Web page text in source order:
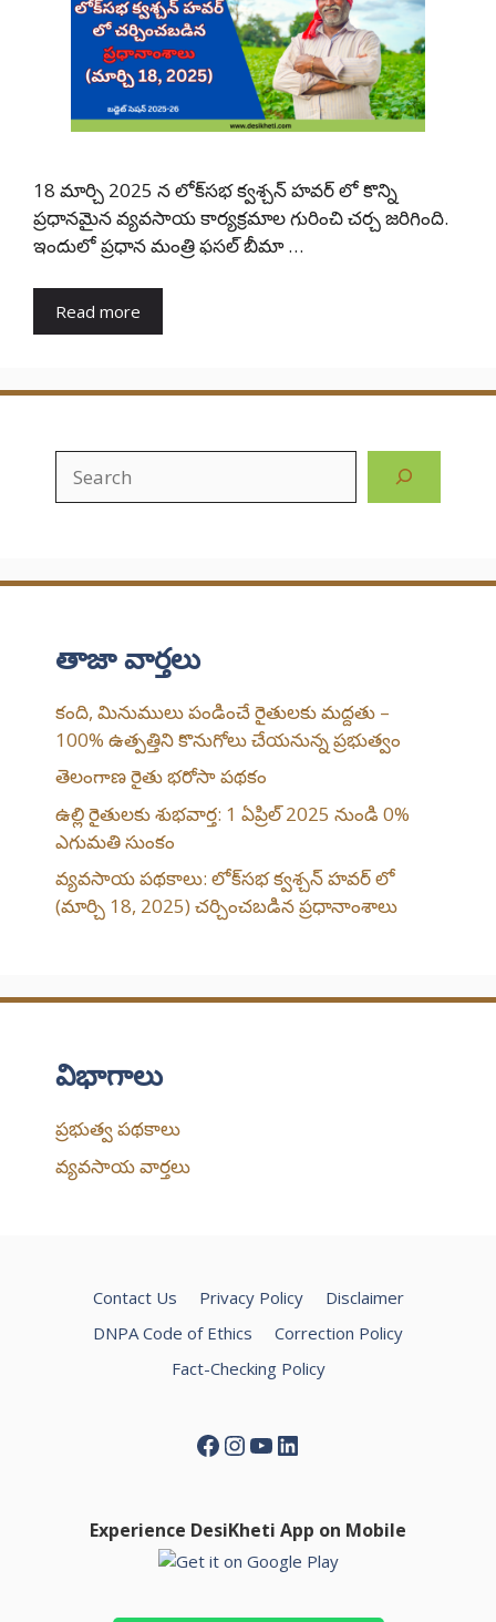
18 మార్చి 2025 న లోక్‌సభ క్వశ్చన్ హవర్ లో కొన్ని
ప్ర‌ధానమైన వ్యవసాయ కార్యక్రమాల గురించి చర్చ జరిగింది.
ఇందులో ప్రధాన మంత్రి ఫసల్ బీమా …
Read more
తాజా వార్తలు
కంది, మినుములు పండించే రైతులకు మద్దతు –
100% ఉత్పత్తిని కొనుగోలు చేయనున్న ప్రభుత్వం
తెలంగాణ రైతు భరోసా పథకం
ఉల్లి రైతులకు శుభవార్త: 1 ఏప్రిల్ 2025 నుండి 0%
ఎగుమతి సుంకం
వ్యవసాయ పథకాలు: లోక్‌సభ క్వశ్చన్ హవర్ లో
(మార్చి 18, 2025) చర్చించబడిన ప్రధానాంశాలు
విభాగాలు
ప్రభుత్వ పథకాలు
వ్యవసాయ వార్తలు
Contact Us Privacy Policy
Disclaimer
DNPA Code of Ethics
Correction Policy
Fact-Checking Policy
Facebook
Instagram
YouTube
LinkedIn
Experience DesiKheti App on Mobile